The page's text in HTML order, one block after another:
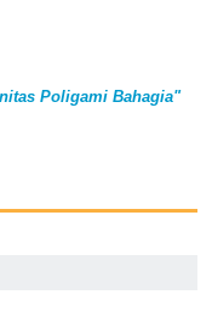
Poligami Bahagia"